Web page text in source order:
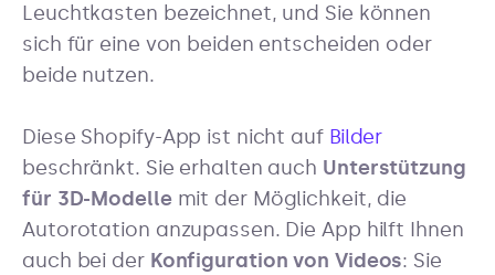
Leuchtkasten bezeichnet, und Sie können
sich für eine von beiden entscheiden oder
beide nutzen.
Diese Shopify-App ist nicht auf Bilder
beschränkt. Sie erhalten auch Unterstützung
für 3D-Modellemit der Möglichkeit, die
Autorotation anzupassen. Die App hilft Ihnen
auch bei der Konfiguration von Videos: Sie